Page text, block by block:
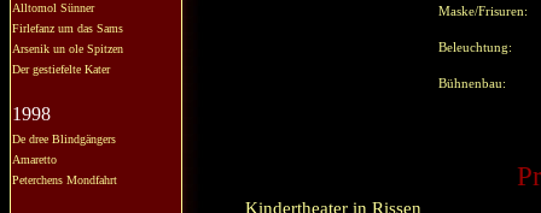
Alltomol Sünner
Firlefanz um das Sams
Arsenik un ole Spitzen
Der gestiefelte Kater
1998
De dree Blindgängers
Amaretto
Peterchens Mondfahrt
Maske/Frisuren:
Beleuchtung:
Bühnenbau:
Kindertheater in Rissen